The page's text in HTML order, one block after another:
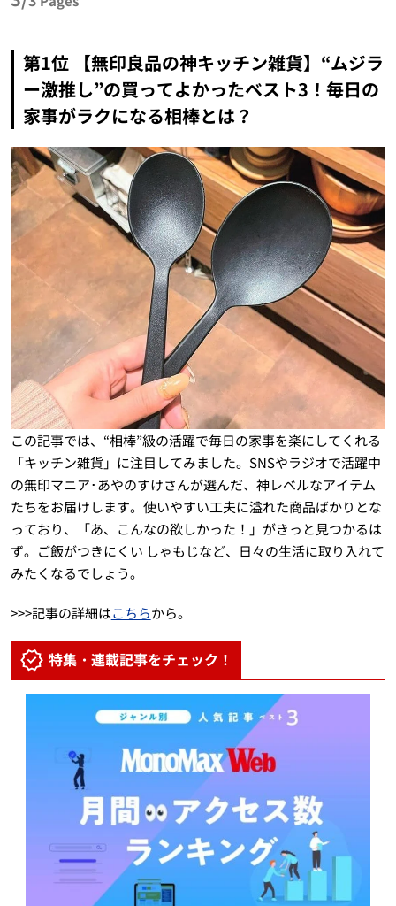
第1位 【無印良品の神キッチン雑貨】“ムジラ
ー激推し”の買ってよかったベスト3！毎日の
家事がラクになる相棒とは？
この記事では、“相棒”級の活躍で毎日の家事を楽にしてくれる
「キッチン雑貨」に注目してみました。SNSやラジオで活躍中
の無印マニア･あやのすけさんが選んだ、神レベルなアイテム
たちをお届けします。使いやすい工夫に溢れた商品ばかりとな
っており、「あ、こんなの欲しかった！」がきっと見つかるは
ず。ご飯がつきにくい しゃもじなど、日々の生活に取り入れて
みたくなるでしょう。
>>>記事の詳細はこちらから。
特集・連載記事をチェック！